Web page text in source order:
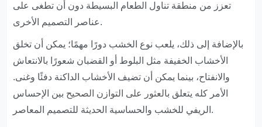
تعزز من منطقة تناول الطعام البسيطة دون أن تطغى على
عناصر التصميم الأخرى.
بالإضافة إلى ذلك، يلعب نوع الخشب دورًا مهمًا؛ يمكن أن تخلق
الأخشاب الخفيفة مثل البلوط أو القضبان شعورًا بالانتعاش
والانفتاح، بينما يمكن أن تضيف الأخشاب الداكنة دفئًا وغنى.
الأمر كله يتعلق بالعثور على التوازن الصحيح بين الإحساس
الريفي للخشب والحساسية الحديثة للتصميم المعاصر.